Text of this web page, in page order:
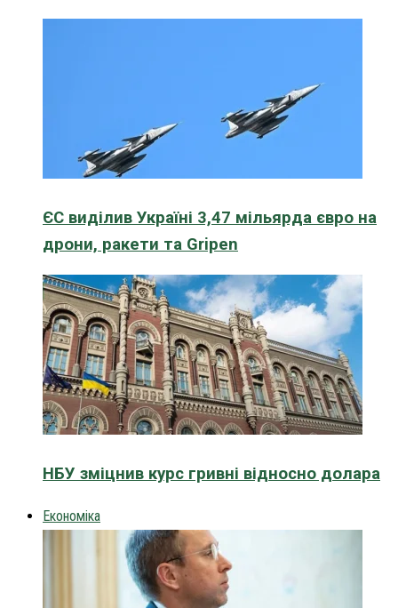
ЄС виділив Україні 3,47 мільярда євро на
дрони, ракети та Gripen
НБУ зміцнив курс гривні відносно долара
Економіка